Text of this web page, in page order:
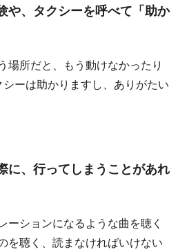
や、タクシーを呼べて「助か
場所だと、もう動けなかったり
ーは助かりますし、ありがたい
に、行ってしまうことがあれ
ションになるような曲を聴く
を聴く、読まなければいけない